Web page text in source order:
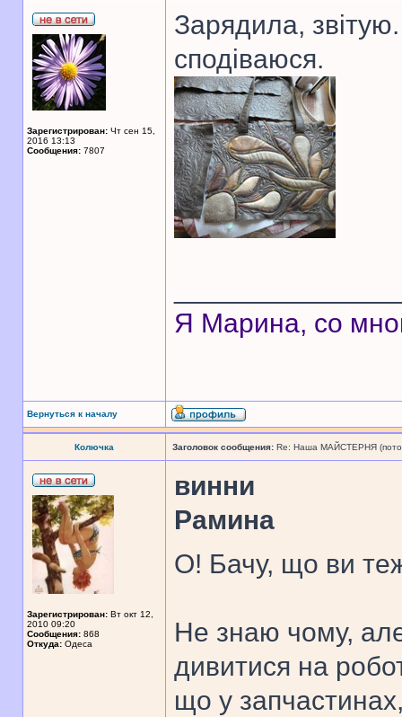
Зарегистрирован: Чт сен 15,
2016 13:13
Сообщения: 7807
Зарядила,
сподіваюся.
Я Марина, со
Вернуться к началу
Колючка Заголовок сообщения: Re: Наша МАЙСТЕРНЯ
Зарегистрирован: Вт окт 12,
2010 09:20
Сообщения: 868
Откуда: Одеса
винни
Рамина
О! Бачу, що ви
Не знаю чому,
дивитися на
що у